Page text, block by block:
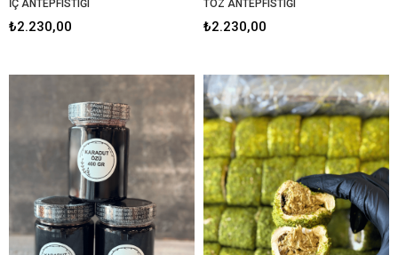
İÇ ANTEPFISTIĞI
₺2.230,00
TOZ ANTEPFISTIĞI
₺2.230,00